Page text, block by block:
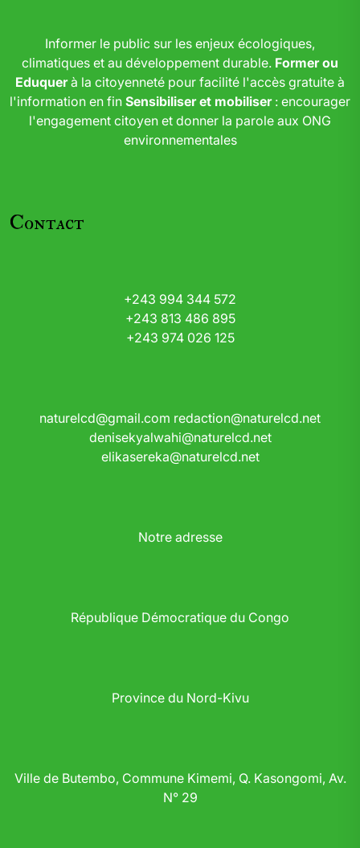
Informer le public sur les enjeux écologiques,
climatiques et au développement durable. Former ou
Eduquerà la citoyenneté pour facilité l'accès gratuite à
l'information en fin Sensibiliser et mobiliser: encourager
l'engagement citoyen et donner la parole aux ONG
environnementales
Contact
+243 994 344 572
+243 813 486 895
+243 974 026 125
naturelcd@gmail.com redaction@naturelcd.net
denisekyalwahi@naturelcd.net
elikasereka@naturelcd.net
Notre adresse
République Démocratique du Congo
Province du Nord-Kivu
Ville de Butembo, Commune Kimemi, Q. Kasongomi, Av.
N° 29